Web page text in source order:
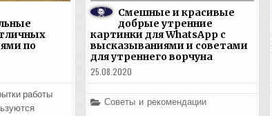
по
работы
Смешные и красивые
добрые утренние
картинки для WhatsApp с
высказываниями и советами
для утреннего ворчуна
25.08.2020
Posted
Советы и рекомендации